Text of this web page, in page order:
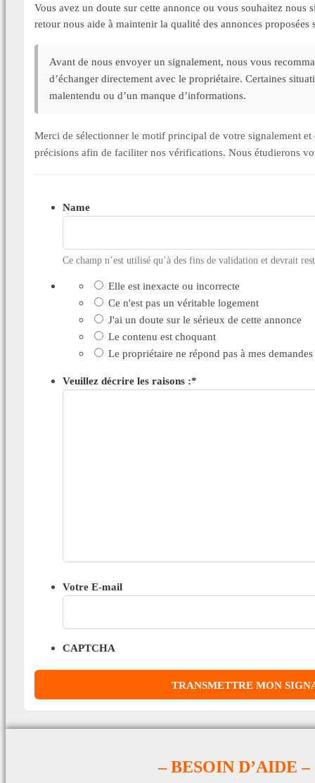
Vous avez un doute sur cette annonce ou vous souhaitez
retour nous aide à maintenir la qualité des annonces proposées
Avant de nous envoyer un signalement, nous vous
d’échanger directement avec le propriétaire. Certaines
malentendu ou d’un manque d’informations.
Merci de sélectionner le motif principal de votre signalement
précisions afin de faciliter nos vérifications. Nous étudierons
Name
Ce champ n’est utilisé qu’à des fins de validation et devrait
Elle est inexacte ou incorrecte
Ce n'est pas un véritable logement
J'ai un doute sur le sérieux de cette annonce
Le contenu est choquant
Le propriétaire ne répond pas à mes demandes
Veuillez décrire les raisons :*
Votre E-mail
CAPTCHA
– BESOIN D’AIDE –